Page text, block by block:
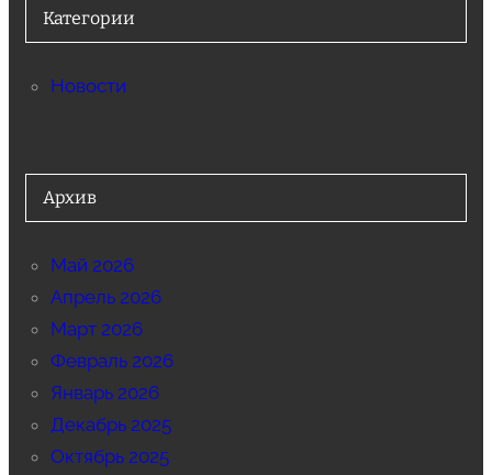
Категории
Новости
Архив
Май 2026
Апрель 2026
Март 2026
Февраль 2026
Январь 2026
Декабрь 2025
Октябрь 2025